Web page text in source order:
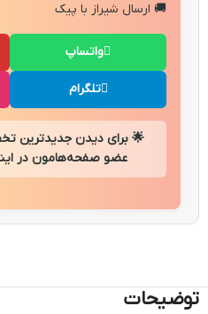
🚚 ارسال شیراز با پیک
واتساپ
تلگرام
🌟 برای دیدن جدیدترین
عضو صفحه‌هامون در
توضیحات